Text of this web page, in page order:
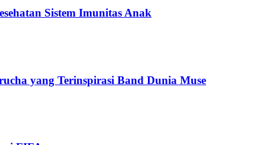
Sistem Imunitas Anak
yang Terinspirasi Band Dunia Muse